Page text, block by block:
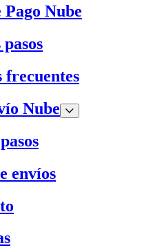
Nube
frecuentes
Nube
envíos